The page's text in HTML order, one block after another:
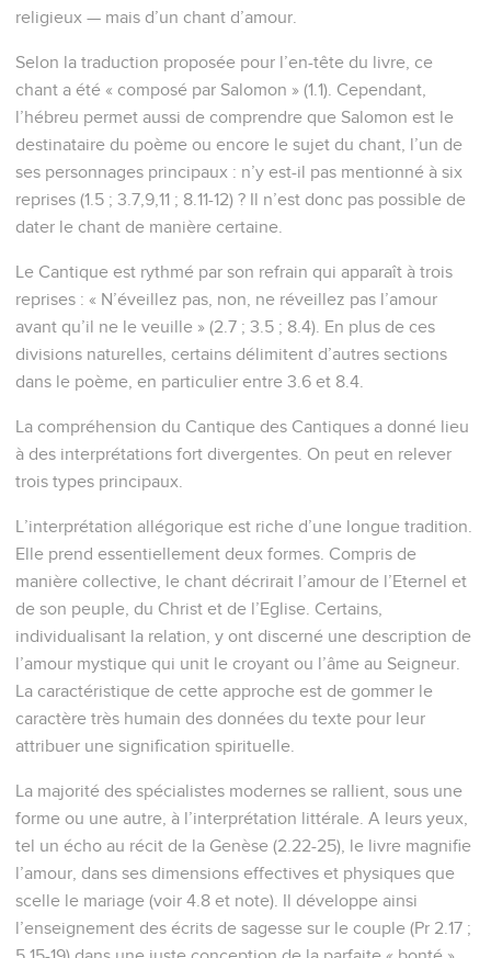
religieux — mais d’un chant d’amour.
Selon la traduction proposée pour l’en-tête du livre, ce
chant a été « composé par Salomon » (1.1). Cependant,
l’hébreu permet aussi de comprendre que Salomon est le
destinataire du poème ou encore le sujet du chant, l’un de
ses personnages principaux : n’y est-il pas mentionné à six
reprises (1.5 ; 3.7,9,11 ; 8.11-12) ? Il n’est donc pas possible de
dater le chant de manière certaine.
Le Cantique est rythmé par son refrain qui apparaît à trois
reprises : « N’éveillez pas, non, ne réveillez pas l’amour
avant qu’il ne le veuille » (2.7 ; 3.5 ; 8.4). En plus de ces
divisions naturelles, certains délimitent d’autres sections
dans le poème, en particulier entre 3.6 et 8.4.
La compréhension du Cantique des Cantiques a donné lieu
à des interprétations fort divergentes. On peut en relever
trois types principaux.
L’interprétation allégorique est riche d’une longue tradition.
Elle prend essentiellement deux formes. Compris de
manière collective, le chant décrirait l’amour de l’Eternel et
de son peuple, du Christ et de l’Eglise. Certains,
individualisant la relation, y ont discerné une description de
l’amour mystique qui unit le croyant ou l’âme au Seigneur.
La caractéristique de cette approche est de gommer le
caractère très humain des données du texte pour leur
attribuer une signification spirituelle.
La majorité des spécialistes modernes se rallient, sous une
forme ou une autre, à l’interprétation littérale. A leurs yeux,
tel un écho au récit de la Genèse (2.22-25), le livre magnifie
l’amour, dans ses dimensions effectives et physiques que
scelle le mariage (voir 4.8 et note). Il développe ainsi
l’enseignement des écrits de sagesse sur le couple (Pr 2.17 ;